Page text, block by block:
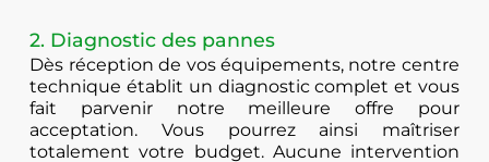
2. Diagnostic des pannes
Dès réception de vos équipements, notre centre
technique établit un diagnostic complet et vous
fait parvenir notre meilleure offre pour
acceptation. Vous pourrez ainsi maîtriser
totalement votre budget. Aucune intervention